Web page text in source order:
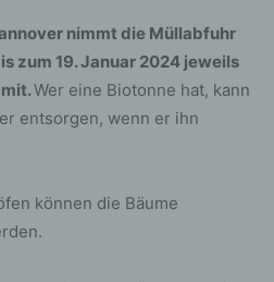
nimmt die Müllabfuhr
zum 19. Januar 2024 jeweils
Wer eine Biotonne hat, kann
entsorgen, wenn er ihn
können die Bäume